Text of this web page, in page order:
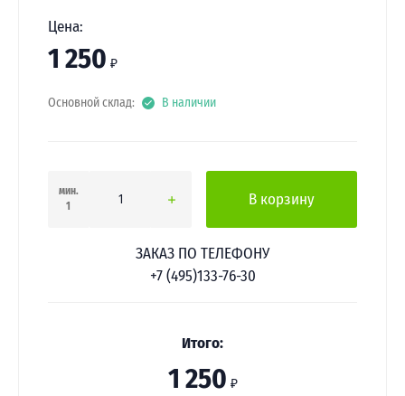
Цена:
1 250 ₽
Основной склад: В наличии
мин.
1
В корзину
ЗАКАЗ ПО ТЕЛЕФОНУ
+7 (495)133-76-30
Итого:
1 250 ₽